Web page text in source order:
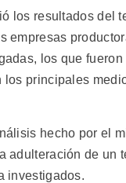
los resultados del
empresas
los que
los principales
hecho por el
adulteración de un
investigados.